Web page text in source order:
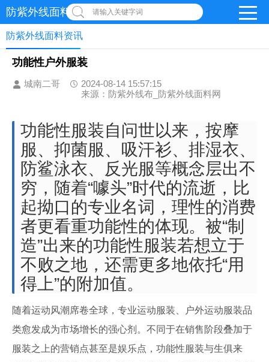
防紫外线面料网 请输入关键字词
防紫外线面料资讯
功能性户外服装
城南二哥
2024-08-14 15:57:15
来源：防紫外线布_防紫外线面料网
功能性服装自问世以来，按摩
服、抑菌服、吸汗衫、排湿衣、
防鲨泳衣、反光服等概念层出不
穷，随着“噱头”时代的流逝，比
起拗口的专业名词，理性的消费
者更看重功能性的体现。被“制
造”出来的功能性服装若想立于
不败之地，还需更多地依托“用
得上”的附加值。
随着运动风潮席卷全球，专业运动服装、户外运动服装品
类愈发成为市场增长的强心剂。不同于在销售阶段叠加于
服装之上的营销点甚至是娱乐点，功能性服装与生俱来